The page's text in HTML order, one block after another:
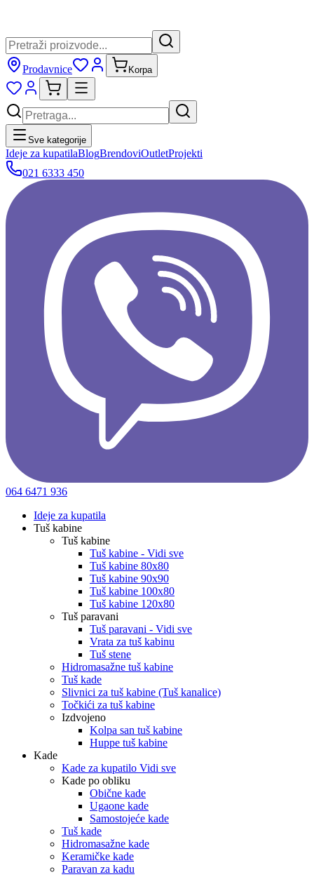
Prodavnice Korpa
Sve kategorije
Ideje za kupatilaBlogBrendoviOutletProjekti
021 6333 450
064 6471 936
Ideje za kupatila
Tuš kabine
Tuš kabine
Tuš kabine - Vidi sve
Tuš kabine 80x80
Tuš kabine 90x90
Tuš kabine 100x80
Tuš kabine 120x80
Tuš paravani
Tuš paravani - Vidi sve
Vrata za tuš kabinu
Tuš stene
Hidromasažne tuš kabine
Tuš kade
Slivnici za tuš kabine (Tuš kanalice)
Točkići za tuš kabine
Izdvojeno
Kolpa san tuš kabine
Huppe tuš kabine
Kade
Kade za kupatilo Vidi sve
Kade po obliku
Obične kade
Ugaone kade
Samostojeće kade
Tuš kade
Hidromasažne kade
Keramičke kade
Paravan za kadu